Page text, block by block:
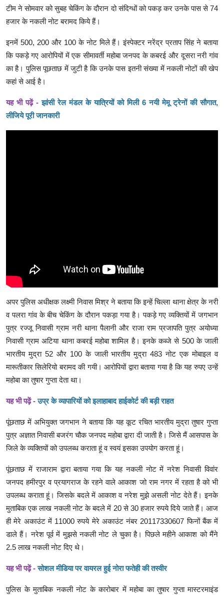
टीम ने सोमवार को सुबह चेकिंग के दौरान दो संदिग्धों को पकड़ कर उनके पास से 74
हजार के नकली नोट बरामद किये हैं।
इनमें 500, 200 और 100 के नोट मिले हैं। इंस्पेक्टर नरेंद्र प्रताप सिंह ने बताया
कि पकड़े गए आरोपियों में एक सीमावर्ती महोबा जनपद के कबरई और दूसरा नरी गांव
का है। पुलिस पूछताछ में जुटी है कि उनके पास इतनी संख्या में नकली नोटों की खेप
कहां से आई है।
यह भी पढ़ें -झांसी रेल मंडल के यात्रियों को मिली 6 नयी मेमू ट्रेनों की सौगात,
लीजिये पूरी जानकारी
अपर पुलिस अधीक्षक लक्ष्मी निवास मिश्र ने बताया कि इन्हें चिल्ला थाना क्षेत्र के नरी
व पलरा गांव के बीच चेकिंग के दौरान पकड़ा गया है। पकड़े गए व्यक्तियों में जगभान
पुत्र रज्जू निवासी ग्राम नरी थाना पैलानी और राजा राम प्रजापति पुत्र अयोध्या
निवासी ग्राम अटिया थाना कबरई महोबा शामिल है। इनके कब्जे से 500 के जाली
भारतीय मुद्रा 52 और 100 के जाली भारतीय मुद्रा 483 नोट एक मोबाइल व
मारूतीकार सिलेरियो बरामद की गयी। आरोपियों द्वारा बताया गया है कि यह रुपए उन्हें
महोबा का तुषार गुप्ता देता था।
यह भी पढ़ें -उप्र के व्यापारियों को इलाहाबाद हाईकोर्ट की बड़ी राहत
पूंछताछ में अभियुक्त जगभान ने बताया कि यह कूट रचित भारतीय मुद्रा तुषार गुप्ता
पुत्र अज्ञात निवासी बजरंग चौक जनपद महोबा द्वारा दी जाती है। जिसे मैं आसपास के
जिले के व्यक्तियों को उपलब्ध कराता हूं व स्वयं इसका उपयोग करता हूं।
पूंछताछ में राजाराम द्वारा बताया गया कि यह नकली नोट में नरेश निवासी विवांर
जनपद हमीरपुर व प्रयागराज के रहने वाले आकाश जो राम नगर में रहता है को भी
उपलब्ध कराता हूं। जिसके बदले में आकाश व नरेश मुझे असली नोट देते हैं। इनके
मुताबिक एक लाख नकली नोट के बदले में 20 से 30 हजार रुपये दिये जाते हैं। आज
ही मेरे अकाउंट में 11000 रुपये मेरे अकाउंट नंबर 20117330607 फिनों बैंक में
डाले हैं। नरेश पूर्व में मुझसे नकली नोट ले चुका है। पिछले महीने आकाश को मैंने
2.5 लाख नकली नोट दिए थे।
यह भी पढ़ें - सोशल मीडिया पर वायरल हुई नोरा फतेही की तस्वीर
पुलिस के मुताबिक नकली नोट के कारोबार में महोबा का तुषार गुप्ता मास्टरमाइंड